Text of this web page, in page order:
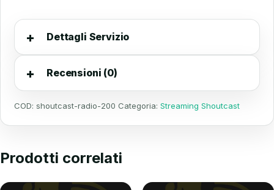
Dettagli Servizio
Recensioni (0)
COD: shoutcast-radio-200 Categoria: Streaming Shoutcast
Prodotti correlati